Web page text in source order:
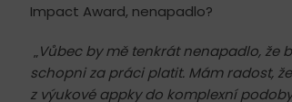
Impact Award, nenapadlo?
„Vůbec by mě tenkrát nenapadlo, že
schopni za práci platit. Mám radost,
z výukové appky do komplexní